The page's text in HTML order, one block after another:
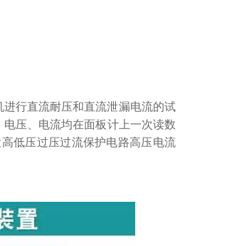
行直流耐压和直流泄漏电流的试
压、电流均在面板计上一次读数
低压过压过流保护电路高压电流